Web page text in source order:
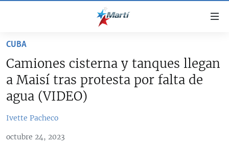
accesibilidad
contenido
principal
navegación
ESTADOS UNIDOS
CUBA
Camiones cisterna y tanques llegan
a Maisí tras protesta por falta de
agua (VIDEO)
Ivette Pacheco
octubre 24, 2023